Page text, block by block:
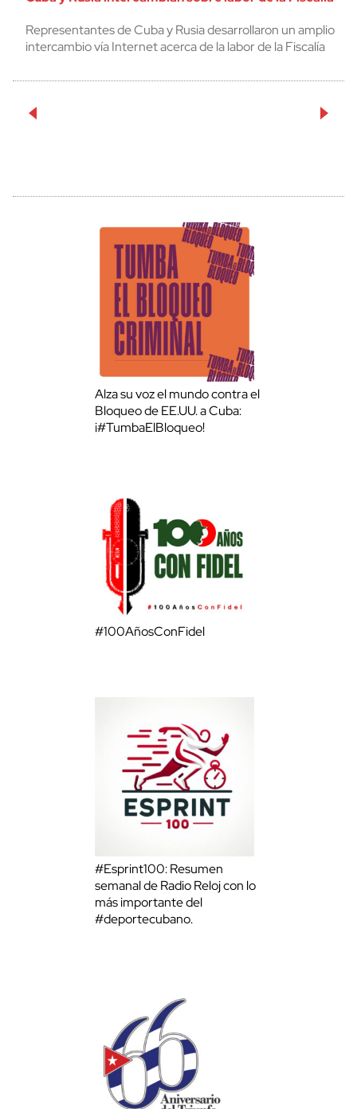
Representantes de Cuba y Rusia desarrollaron un amplio
intercambio vía Internet acerca de la labor de la Fiscalía
Alza su voz el mundo contra el
Bloqueo de EE.UU. a Cuba:
¡#TumbaElBloqueo!
#100AñosConFidel
#Esprint100: Resumen
semanal de Radio Reloj con lo
más importante del
#deportecubano.